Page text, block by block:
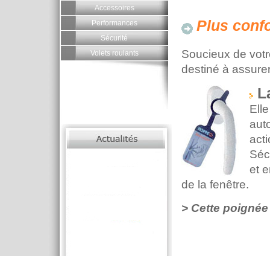
Plus
Soucieux de
destiné à
et
de la fenêtre.
> Cette
Accessoires
Performances
Sécurité
Volets roulants